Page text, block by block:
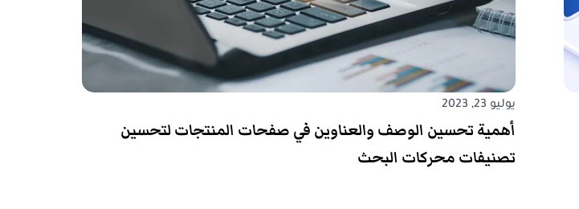
يوليو 23, 2023
أهمية تحسين الوصف والعناوين في صفحات المنتجات لتحسين
تصنيفات محركات البحث